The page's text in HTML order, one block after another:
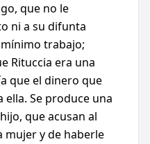
que no le
ni a su difunta
trabajo;
Rituccia era una
que el dinero que
Se produce una
que acusan al
mujer y de haberle